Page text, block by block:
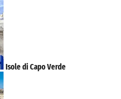
Isole di Capo Verde